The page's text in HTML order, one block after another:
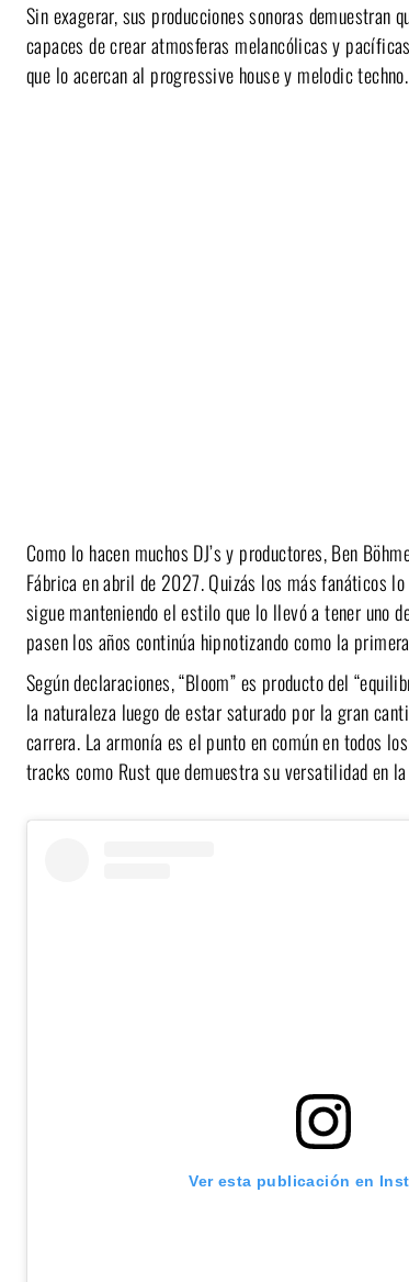
Sin exagerar, sus producciones sonoras demuestran
capaces de crear atmosferas melancólicas y
que lo acercan al progressive house y melodic techno.
Como lo hacen muchos DJ’s y productores, Ben
Fábrica en abril de 2027. Quizás los más fanáticos
sigue manteniendo el estilo que lo llevó a tener uno
pasen los años continúa hipnotizando como la
Según declaraciones, “Bloom” es producto del
la naturaleza luego de estar saturado por la gran
carrera. La armonía es el punto en común en todos
tracks como Rust que demuestra su versatilidad en
Ver esta publicación en